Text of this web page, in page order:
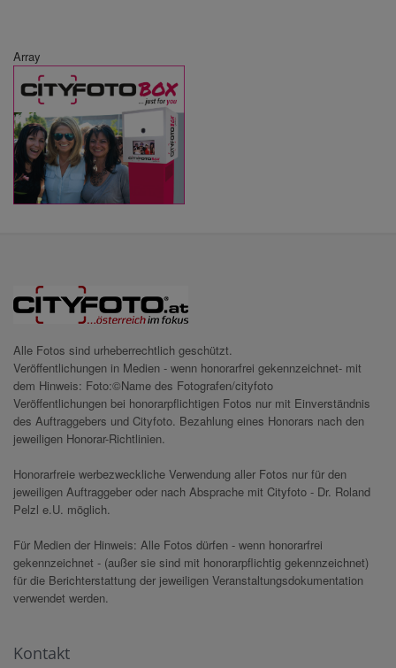
Array
Alle Fotos sind urheberrechtlich geschützt.
Veröffentlichungen in Medien - wenn honorarfrei gekennzeichnet- mit
dem Hinweis: Foto:©Name des Fotografen/cityfoto
Veröffentlichungen bei honorarpflichtigen Fotos nur mit Einverständnis
des Auftraggebers und Cityfoto. Bezahlung eines Honorars nach den
jeweiligen Honorar-Richtlinien.
Honorarfreie werbezweckliche Verwendung aller Fotos nur für den
jeweiligen Auftraggeber oder nach Absprache mit Cityfoto - Dr. Roland
Pelzl e.U. möglich.
Für Medien der Hinweis: Alle Fotos dürfen - wenn honorarfrei
gekennzeichnet - (außer sie sind mit honorarpflichtig gekennzeichnet)
für die Berichterstattung der jeweiligen Veranstaltungsdokumentation
verwendet werden.
Kontakt